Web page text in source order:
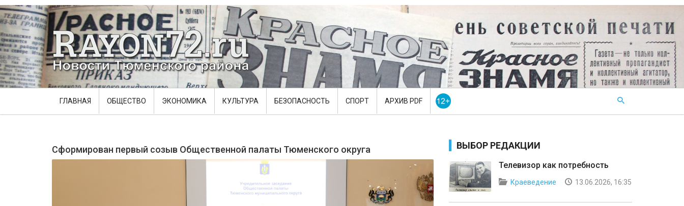
ГЛАВНАЯ ОБЩЕСТВО ЭКОНОМИКА КУЛЬТУРА БЕЗОПАСНОСТЬ СПОРТ АРХИВ PDF
Сформирован первый созыв Общественной палаты Тюменского округа ВЫБОР РЕДАКЦИИ
Телевизор как потребность
Краеведение 13.06.2026, 16:35